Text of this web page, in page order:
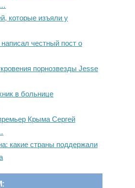
которые изъяли у
честный пост о
порнозвезды Jesse
в больнице
Крыма Сергей
какие страны поддержали